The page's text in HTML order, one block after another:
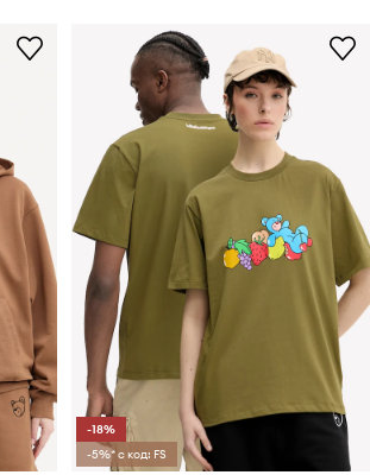
-18%
-5%* с код: FS